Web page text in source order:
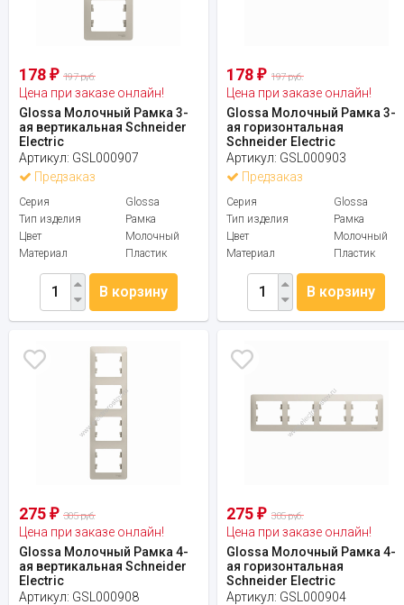
178 ₽ 197 руб.
Цена при заказе онлайн!
Glossa Молочный Рамка 3-
ая вертикальная Schneider
Electric
Артикул: GSL000907
Предзаказ
Серия
Glossa
Тип изделия
Рамка
Цвет
Молочный
Материал
Пластик
В корзину
178₽ 197 руб.
Цена при заказе онлайн!
Glossa Молочный Рамка 3-
ая горизонтальная
Schneider Electric
Артикул: GSL000903
Предзаказ
Серия
Glossa
Тип изделия
Рамка
Цвет
Молочный
Материал
Пластик
В корзину
275 ₽ 305 руб.
Цена при заказе онлайн!
Glossa Молочный Рамка 4-
ая вертикальная Schneider
Electric
Артикул: GSL000908
275₽ 305 руб.
Цена при заказе онлайн!
Glossa Молочный Рамка 4-
ая горизонтальная
Schneider Electric
Артикул: GSL000904